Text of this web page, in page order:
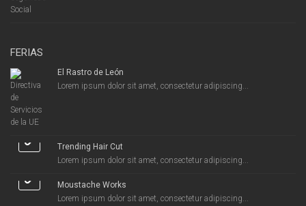
FERIAS
El Rastro de León
Lorem ipsum dolor sit amet, consectetur adipiscing...
Trending Hair Cut
Lorem ipsum dolor sit amet, consectetur adipiscing...
Moustache Works
Lorem ipsum dolor sit amet, consectetur adipiscing...